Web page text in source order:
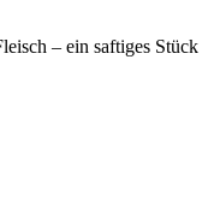
– ein saftiges Stück